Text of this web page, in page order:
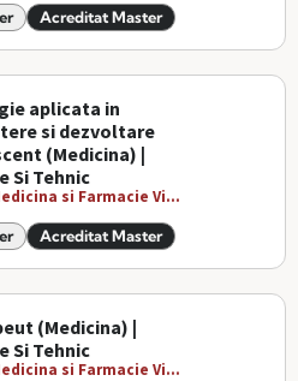
Acreditat Master
aplicata in
si dezvoltare
(Medicina) |
Si Tehnic
si Farmacie Vi...
Acreditat Master
(Medicina) |
Si Tehnic
si Farmacie Vi...